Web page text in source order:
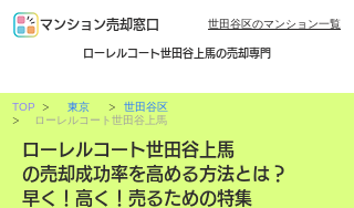
マンション売却窓口 世田谷区のマンション一覧
ローレルコート世田谷上馬の売却専門
TOP > 東京
>
>
ローレルコート世田谷上馬
世田谷区
ローレルコート世田谷上馬
の売却成功率を高める方法とは？
早く！高く！売るための特集